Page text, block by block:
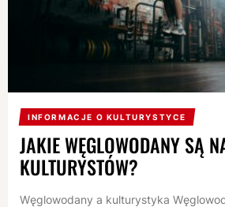
INFORMACJE O KULTURYSTYCE
JAKIE WĘGLOWODANY SĄ
KULTURYSTÓW?
Węglowodany a kulturystyka